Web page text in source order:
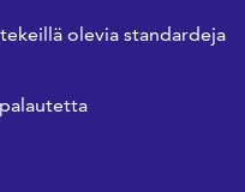
olevia standardeja